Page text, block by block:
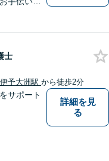
士
伊予大洲駅 から徒歩2分
サポート
詳細を見
る